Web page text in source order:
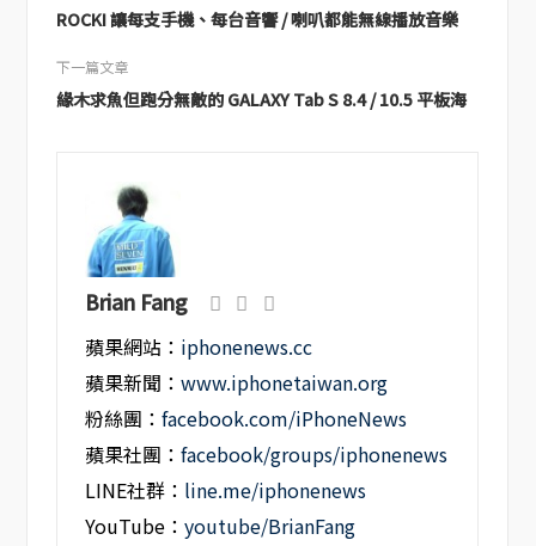
ROCKI 讓每支手機、每台音響 / 喇叭都能無線播放音樂
下一篇文章
緣木求魚但跑分無敵的 GALAXY Tab S 8.4 / 10.5 平板海
Brian Fang
蘋果網站： iphonenews.cc
蘋果新聞：www.iphonetaiwan.org
粉絲團：facebook.com/iPhoneNews
蘋果社團：facebook/groups/iphonenews
LINE社群： line.me/iphonenews
YouTube：youtube/BrianFang